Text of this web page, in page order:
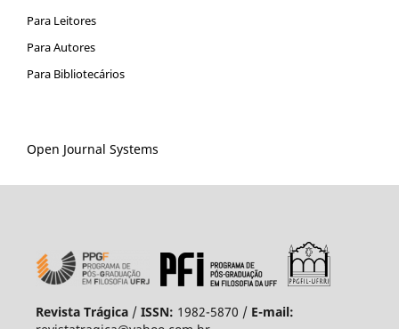
Para Leitores
Para Autores
Para Bibliotecários
Open Journal Systems
Revista Trágica/ ISSN: 1982-5870 / E-mail: